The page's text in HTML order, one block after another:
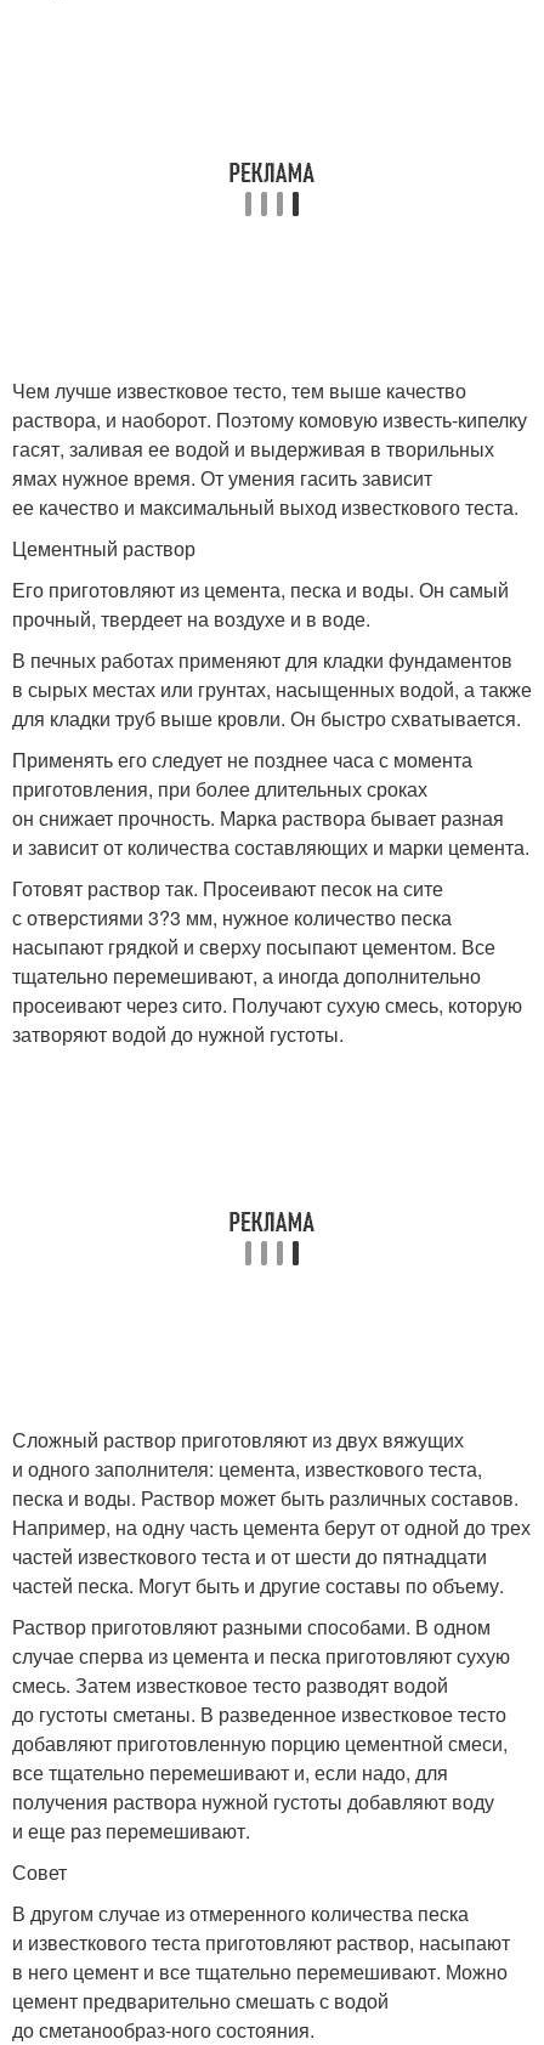
Чем лучше известковое тесто, тем выше качество
раствора, и наоборот. Поэтому комовую известь-кипелку
гасят, заливая ее водой и выдерживая в творильных
ямах нужное время. От умения гасить зависит
ее качество и максимальный выход известкового теста.
Цементный раствор
Его приготовляют из цемента, песка и воды. Он самый
прочный, твердеет на воздухе и в воде.
В печных работах применяют для кладки фундаментов
в сырых местах или грунтах, насыщенных водой, а также
для кладки труб выше кровли. Он быстро схватывается.
Применять его следует не позднее часа с момента
приготовления, при более длительных сроках
он снижает прочность. Марка раствора бывает разная
и зависит от количества составляющих и марки цемента.
Готовят раствор так. Просеивают песок на сите
с отверстиями 3?3 мм, нужное количество песка
насыпают грядкой и сверху посыпают цементом. Все
тщательно перемешивают, а иногда дополнительно
просеивают через сито. Получают сухую смесь, которую
затворяют водой до нужной густоты.
Сложный раствор приготовляют из двух вяжущих
и одного заполнителя: цемента, известкового теста,
песка и воды. Раствор может быть различных составов.
Например, на одну часть цемента берут от одной до трех
частей известкового теста и от шести до пятнадцати
частей песка. Могут быть и другие составы по объему.
Раствор приготовляют разными способами. В одном
случае сперва из цемента и песка приготовляют сухую
смесь. Затем известковое тесто разводят водой
до густоты сметаны. В разведенное известковое тесто
добавляют приготовленную порцию цементной смеси,
все тщательно перемешивают и, если надо, для
получения раствора нужной густоты добавляют воду
и еще раз перемешивают.
Совет
В другом случае из отмеренного количества песка
и известкового теста приготовляют раствор, насыпают
в него цемент и все тщательно перемешивают. Можно
цемент предварительно смешать с водой
до сметанообраз-ного состояния.